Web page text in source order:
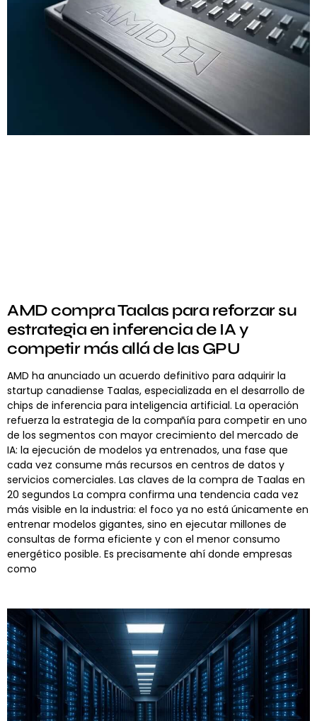
AMD compra Taalas para reforzar su
estrategia en inferencia de IA y
competir más allá de las GPU
AMD ha anunciado un acuerdo definitivo para adquirir la
startup canadiense Taalas, especializada en el desarrollo de
chips de inferencia para inteligencia artificial. La operación
refuerza la estrategia de la compañía para competir en uno
de los segmentos con mayor crecimiento del mercado de
IA: la ejecución de modelos ya entrenados, una fase que
cada vez consume más recursos en centros de datos y
servicios comerciales. Las claves de la compra de Taalas en
20 segundos La compra confirma una tendencia cada vez
más visible en la industria: el foco ya no está únicamente en
entrenar modelos gigantes, sino en ejecutar millones de
consultas de forma eficiente y con el menor consumo
energético posible. Es precisamente ahí donde empresas
como